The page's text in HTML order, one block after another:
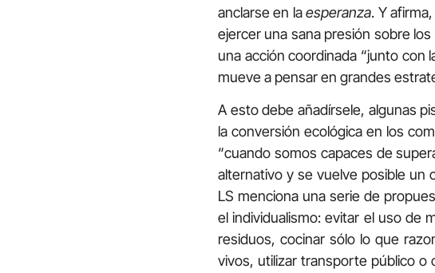
anclarse en laesperanza. Y
ejercer una sana presión sobre
una acción coordinada “junto con
mueve a pensar en grandes
A esto debe añadírsele, algunas
la conversión ecológica en los
“cuando somos capaces de
alternativo y se vuelve posible un
LS menciona una serie de
el individualismo: evitar el uso de
residuos, cocinar sólo lo que
vivos, utilizar transporte público o